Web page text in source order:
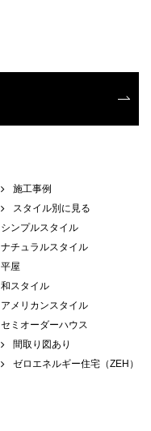
施工事例
スタイル別に見る
シンプルスタイル
ナチュラルスタイル
平屋
和スタイル
アメリカンスタイル
セミオーダーハウス
間取り図あり
ゼロエネルギー住宅（ZEH）